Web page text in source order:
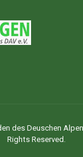
des Deuschen
Rights Reserved.